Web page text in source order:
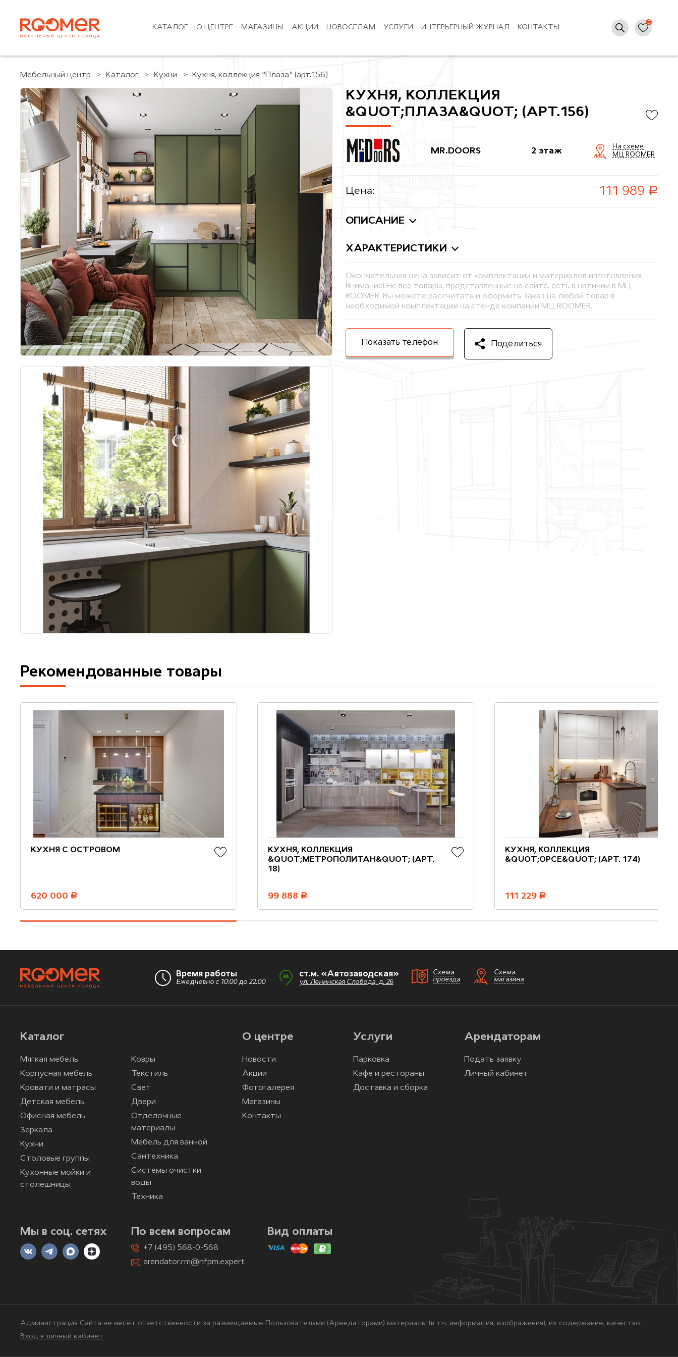
КАТАЛОГ О ЦЕНТРЕ МАГАЗИНЫ АКЦИИ НОВОСЕЛАМ УСЛУГИ ИНТЕРЬЕРНЫЙ ЖУРНАЛ КОНТАКТЫ
Мебельный центр Каталог Кухни Кухня, коллекция "Плаза" (арт.156)
КУХНЯ, КОЛЛЕКЦИЯ
&QUOT;ПЛАЗА&QUOT; (АРТ.156)
MR.DOORS 2 этаж
На схеме
МЦ ROOMER
Цена: 111 989 руб.
ОПИСАНИЕ
ХАРАКТЕРИСТИКИ
Окончательная цена зависит от комплектации и материалов изготовления.
Внимание! Не все товары, представленные на сайте, есть в наличии в МЦ
ROOMER. Вы можете рассчитать и оформить заказ на любой товар в
необходимой комплектации на стенде компании МЦ ROOMER.
Показать телефон Поделиться
Рекомендованные товары
КУХНЯ С ОСТРОВОМ
620 000 руб.
КУХНЯ, КОЛЛЕКЦИЯ
&QUOT;МЕТРОПОЛИТАН&QUOT; (АРТ.
18)
99 888 руб.
КУХНЯ, КОЛЛЕКЦИЯ
&QUOT;ОРСЕ&QUOT; (АРТ. 174)
111 229 руб.
Время работы
Ежедневно с 10:00 до 22:00
ст.м. «Автозаводская»
ул. Ленинская Слобода, д. 26
Схема
проезда
Схема
магазина
Каталог
Мягкая мебель
Корпусная мебель
Кровати и матрасы
Детская мебель
Офисная мебель
Зеркала
Кухни
Столовые группы
Кухонные мойки и
столешницы
Ковры
Текстиль
Свет
Двери
Отделочные
материалы
Мебель для ванной
Сантехника
Системы очистки
воды
Техника
О центре
Новости
Акции
Фотогалерея
Магазины
Контакты
Услуги
Парковка
Кафе и рестораны
Доставка и сборка
Арендаторам
Подать заявку
Личный кабинет
Мы в соц. сетях По всем вопросам
+7 (495) 568-0-568
arendator.rm@nfpm.expert
Вид оплаты
Администрация Сайта не несет ответственности за размещаемые Пользователями (Арендаторами) материалы (в т.ч. информация, изображения), их содержание, качество.
Вход в личный кабинет